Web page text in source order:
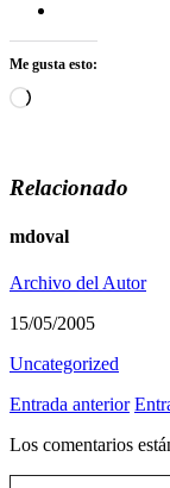
Me gusta esto:
Cargando...
Relacionado
mdoval
Archivo del Autor
15/05/2005
Uncategorized
Entrada anterior
Los comentarios
Escribe tu correo electrónico…